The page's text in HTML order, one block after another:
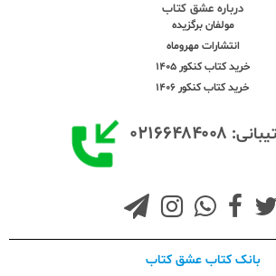
درباره عشق کتاب
مولفان برگزیده
انتشارات مهروماه
خرید کتاب کنکور 1405
خرید کتاب کنکور 1406
۰۲۱۶۶۴۸۴۰۰۸
بانک کتاب عشق کتاب